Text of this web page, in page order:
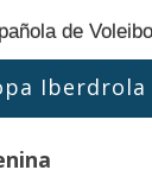
de
Iberdrola